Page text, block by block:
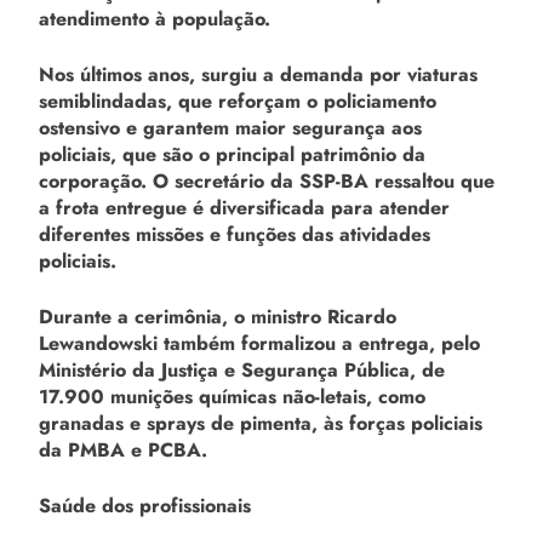
atendimento à população.
Nos últimos anos, surgiu a demanda por viaturas
semiblindadas, que reforçam o policiamento
ostensivo e garantem maior segurança aos
policiais, que são o principal patrimônio da
corporação. O secretário da SSP-BA ressaltou que
a frota entregue é diversificada para atender
diferentes missões e funções das atividades
policiais.
Durante a cerimônia, o ministro Ricardo
Lewandowski também formalizou a entrega, pelo
Ministério da Justiça e Segurança Pública, de
17.900 munições químicas não-letais, como
granadas e sprays de pimenta, às forças policiais
da PMBA e PCBA.
Saúde dos profissionais